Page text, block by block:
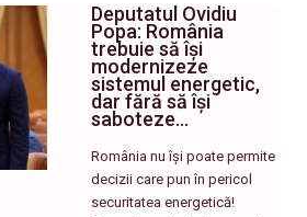
Deputatul Ovidiu
Popa: România
trebuie să își
modernizeze
sistemul energetic,
dar fără să își
saboteze…
România nu își poate permite
decizii care pun în pericol
securitatea energetică!